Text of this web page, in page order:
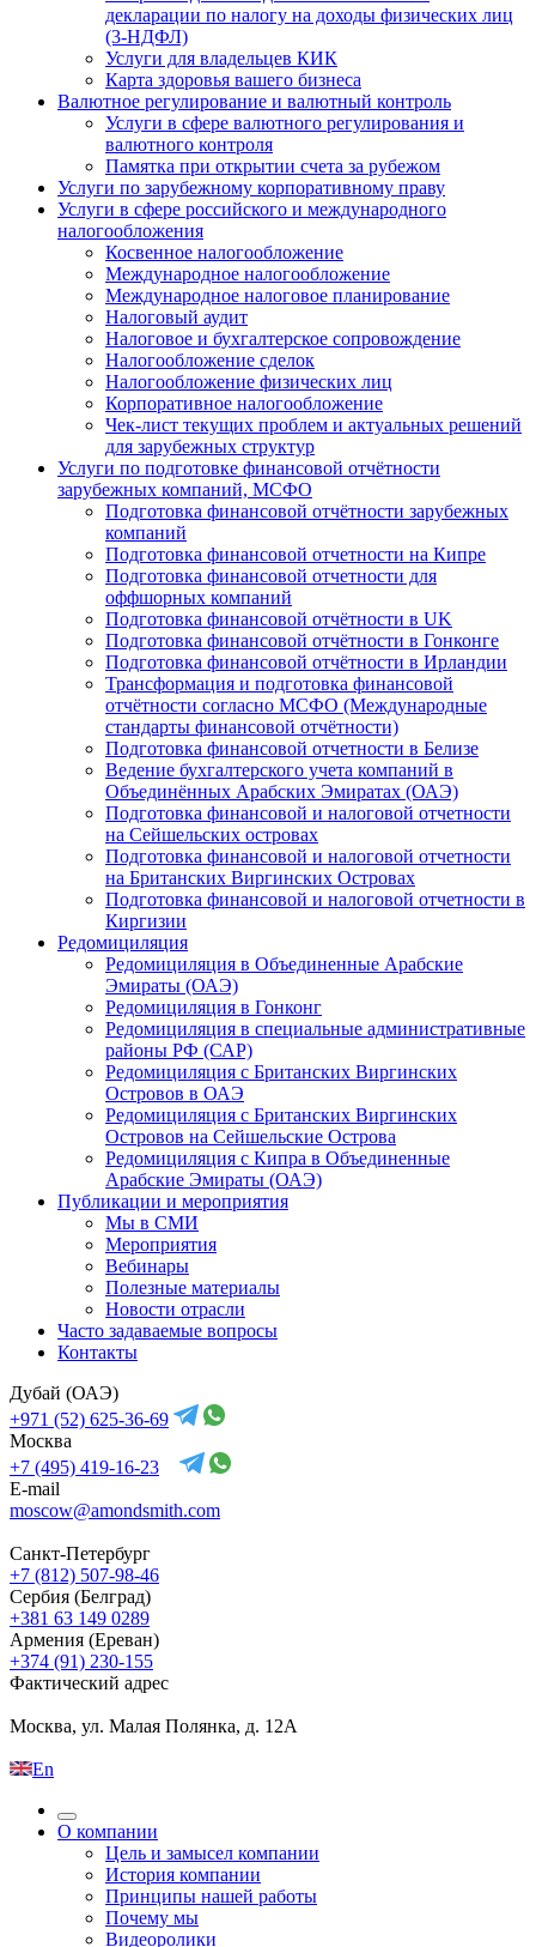
декларации по налогу на доходы физических лиц
(3-НДФЛ)
Услуги для владельцев КИК
Карта здоровья вашего бизнеса
Валютное регулирование и валютный контроль
Услуги в сфере валютного регулирования и
валютного контроля
Памятка при открытии счета за рубежом
Услуги по зарубежному корпоративному праву
Услуги в сфере российского и международного
налогообложения
Косвенное налогообложение
Международное налогообложение
Международное налоговое планирование
Налоговый аудит
Налоговое и бухгалтерское сопровождение
Налогообложение сделок
Налогообложение физических лиц
Корпоративное налогообложение
Чек-лист текущих проблем и актуальных решений
для зарубежных структур
Услуги по подготовке финансовой отчётности
зарубежных компаний, МСФО
Подготовка финансовой отчётности зарубежных
компаний
Подготовка финансовой отчетности на Кипре
Подготовка финансовой отчетности для
оффшорных компаний
Подготовка финансовой отчётности в UK
Подготовка финансовой отчётности в Гонконге
Подготовка финансовой отчётности в Ирландии
Трансформация и подготовка финансовой
отчётности согласно МСФО (Международные
стандарты финансовой отчётности)
Подготовка финансовой отчетности в Белизе
Ведение бухгалтерского учета компаний в
Объединённых Арабских Эмиратах (ОАЭ)
Подготовка финансовой и налоговой отчетности
на Сейшельских островах
Подготовка финансовой и налоговой отчетности
на Британских Виргинских Островах
Подготовка финансовой и налоговой отчетности в
Киргизии
Редомициляция
Редомициляция в Объединенные Арабские
Эмираты (ОАЭ)
Редомициляция в Гонконг
Редомициляция в специальные административные
районы РФ (САР)
Редомициляция с Британских Виргинских
Островов в ОАЭ
Редомициляция с Британских Виргинских
Островов на Сейшельские Острова
Редомициляция с Кипра в Объединенные
Арабские Эмираты (ОАЭ)
Публикации и мероприятия
Мы в СМИ
Мероприятия
Вебинары
Полезные материалы
Новости отрасли
Часто задаваемые вопросы
Контакты
Дубай (ОАЭ)
+971 (52) 625-36-69
Москва
+7 (495) 419-16-23
E-mail
moscow@amondsmith.com
Санкт-Петербург
+7 (812) 507-98-46
Сербия (Белград)
+381 63 149 0289
Армения (Ереван)
+374 (91) 230-155
Фактический адрес
Москва, ул. Малая Полянка, д. 12А
En
О компании
Цель и замысел компании
История компании
Принципы нашей работы
Почему мы
Видеоролики